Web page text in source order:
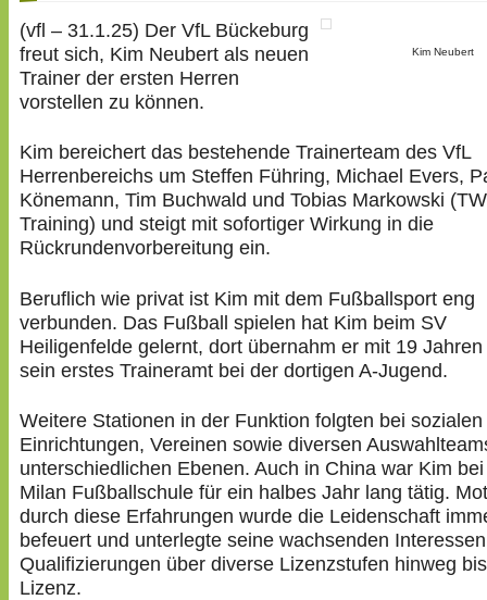
Kim Neubert
(vfl – 31.1.25) Der VfL Bückeburg
freut sich, Kim Neubert als neuen
Trainer der ersten Herren
vorstellen zu können.
Kim bereichert das bestehende Trainerteam des VfL
Herrenbereichs um Steffen Führing, Michael Evers,
Könemann, Tim Buchwald und Tobias Markowski
Training) und steigt mit sofortiger Wirkung in die
Rückrundenvorbereitung ein.
Beruflich wie privat ist Kim mit dem Fußballsport eng
verbunden. Das Fußball spielen hat Kim beim SV
Heiligenfelde gelernt, dort übernahm er mit 19
sein erstes Traineramt bei der dortigen A-Jugend.
Weitere Stationen in der Funktion folgten bei sozialen
Einrichtungen, Vereinen sowie diversen
unterschiedlichen Ebenen. Auch in China war Kim
Milan Fußballschule für ein halbes Jahr lang tätig.
durch diese Erfahrungen wurde die Leidenschaft
befeuert und unterlegte seine wachsenden
Qualifizierungen über diverse Lizenzstufen hinweg
Lizenz.